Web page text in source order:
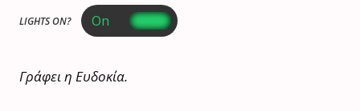
LIGHTS ON?
Γράφει η Ευδοκία.